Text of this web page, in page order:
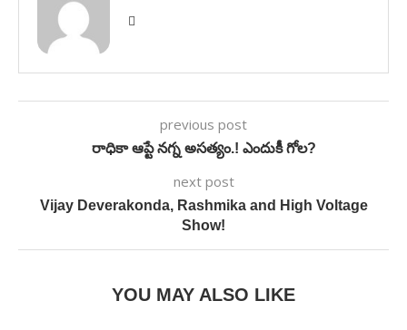
previous post
రాధికా ఆప్టే నగ్న అసత్యం.! ఎందుకీ గోల?
next post
Vijay Deverakonda, Rashmika and High Voltage
Show!
YOU MAY ALSO LIKE